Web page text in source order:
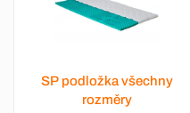
SP podložka všechny
rozměry